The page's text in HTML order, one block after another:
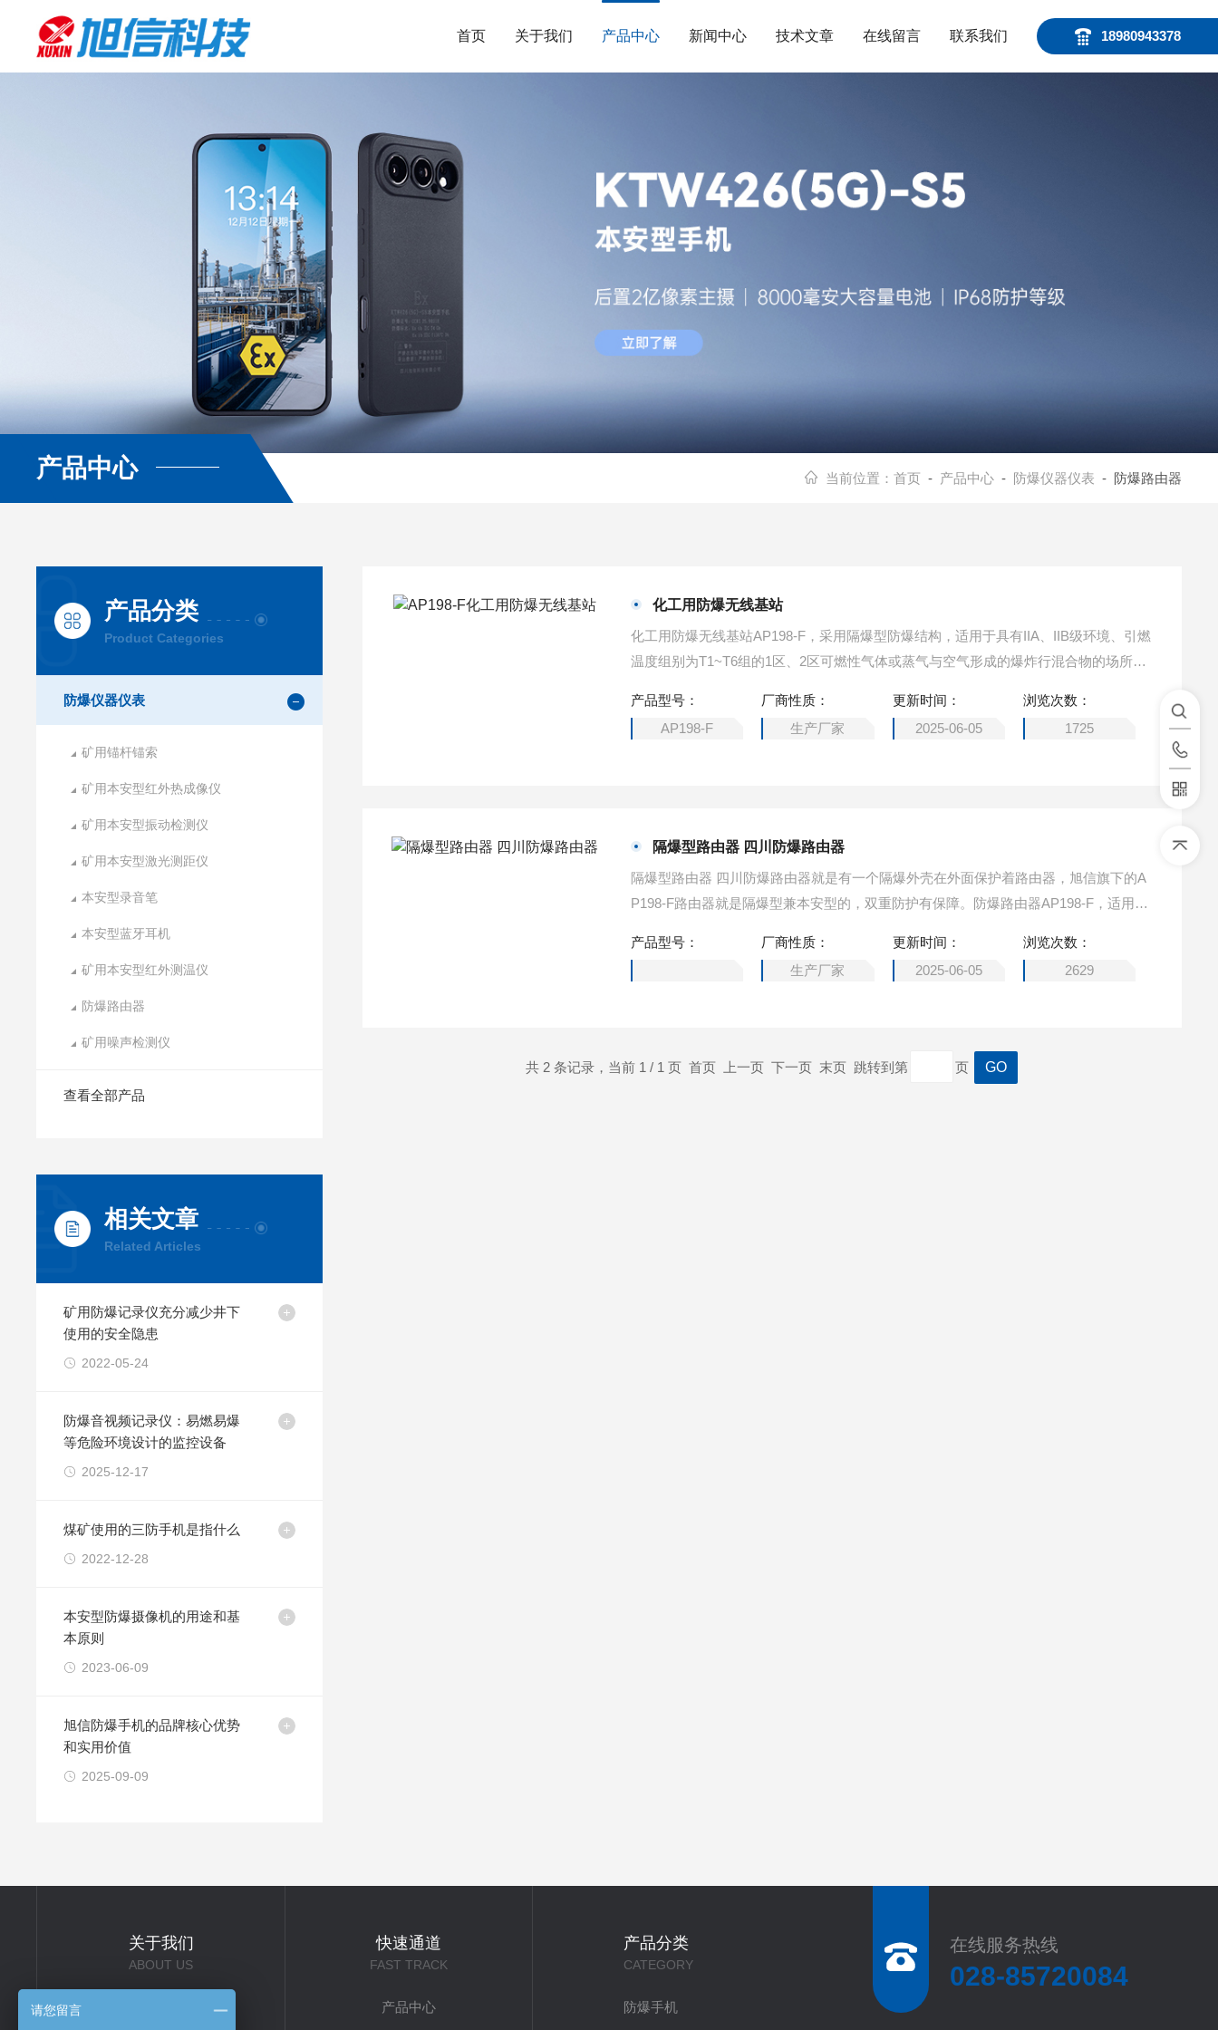
18980943378
首页 关于我们 产品中心 新闻中心 技术文章 在线留言 联系我们
产品中心 当前位置： 首页 - 产品中心- 防爆仪器仪表 - 防爆路由器
产品分类
Product Categories
防爆仪器仪表
矿用锚杆锚索
矿用本安型红外热成像仪
矿用本安型振动检测仪
矿用本安型激光测距仪
本安型录音笔
本安型蓝牙耳机
矿用本安型红外测温仪
防爆路由器
矿用噪声检测仪
查看全部产品
相关文章
Related Articles
矿用防爆记录仪充分减少井下
使用的安全隐患
2022-05-24
防爆音视频记录仪：易燃易爆
等危险环境设计的监控设备
2025-12-17
煤矿使用的三防手机是指什么
2022-12-28
本安型防爆摄像机的用途和基
本原则
2023-06-09
旭信防爆手机的品牌核心优势
和实用价值
2025-09-09
化工用防爆无线基站
化工用防爆无线基站AP198-F，采用隔爆型防爆结构，适用于具有IIA、IIB级环境、引燃
温度组别为T1~T6组的1区、2区可燃性气体或蒸气与空气形成的爆炸行混合物的场所。
线、以及内置浪涌保护器等防护措施。
产品型号：
AP198-F
厂商性质：
生产厂家
更新时间：
2025-06-05
浏览次数：
1725
隔爆型路由器 四川防爆路由器
隔爆型路由器 四川防爆路由器就是有一个隔爆外壳在外面保护着路由器，旭信旗下的A
P198-F路由器就是隔爆型兼本安型的，双重防护有保障。防爆路由器AP198-F，适用于
的爆炸行混合物的场所。
产品型号：
厂商性质：
生产厂家
更新时间：
2025-06-05
浏览次数：
2629
共 2 条记录，当前 1 / 1 页 首页 上一页 下一页 末页 跳转到第 页
关于我们
ABOUT US
快速通道
FAST TRACK
产品中心
产品分类
CATEGORY
防爆手机
在线服务热线
028-85720084
请您留言